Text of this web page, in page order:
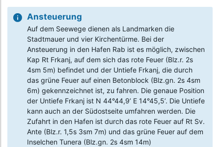
Ansteuerung
Auf dem Seewege dienen als Landmarken die
Stadtmauer und vier Kirchentürme. Bei der
Ansteuerung in den Hafen Rab ist es möglich, zwischen
Kap Rt Frkanj, auf dem sich das rote Feuer (Blz.r. 2s
4sm 5m) befindet und der Untiefe Frkanj, die durch
das grüne Feuer auf einen Betonblock (Blz.gn. 2s 4sm
6m) gekennzeichnet ist, zu fahren. Die genaue Position
der Untiefe Frkanj ist N 44°44,9’ E 14°45,5’. Die Untiefe
kann auch an der Südostseite umfahren werden. Die
Zufahrt in den Hafen ist durch das rote Feuer auf Rt Sv.
Ante (Blz.r. 1,5s 3sm 7m) und das grüne Feuer auf dem
Inselchen Tunera (Blz.gn. 2s 4sm 14m)